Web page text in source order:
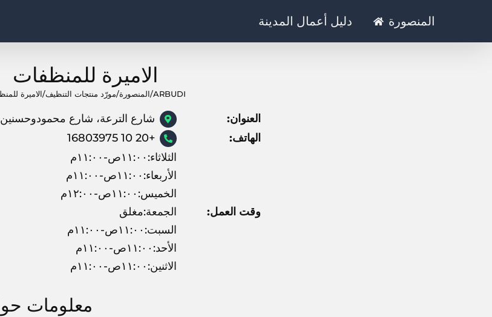
content
المنصورة دليل أعمال المدينة
الاميرة للمنظفات
ARBUDI
/المنصورة/مورّد منتجات التنظيف/الاميرة
العنوان:
شارع الترعة، شارع
الهاتف:
+20 10 16803975
وقت العمل:
الثلاثاء:١١:٠٠ص-١١:٠٠م
الأربعاء:١١:٠٠ص-١١:٠٠م
الخميس:١١:٠٠ص-١٢:٠٠م
الجمعة:مغلق
السبت:١١:٠٠ص-١١:٠٠م
الأحد:١١:٠٠ص-١١:٠٠م
الاثنين:١١:٠٠ص-١١:٠٠م
معلومات